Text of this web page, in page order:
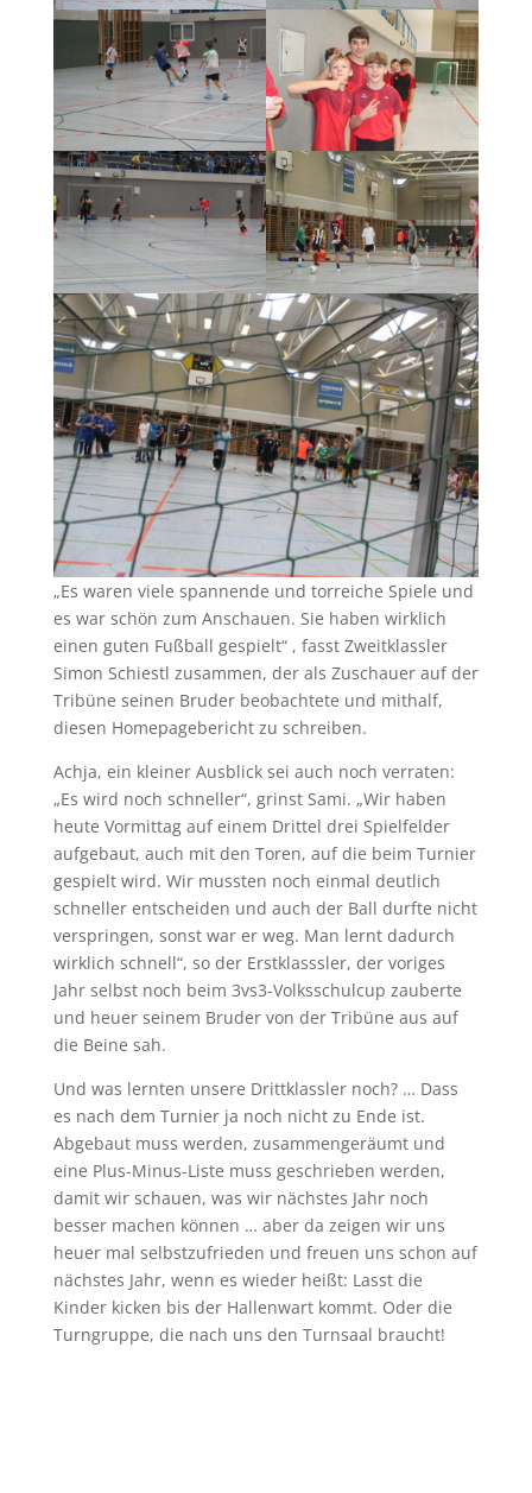
„Es waren viele spannende und torreiche Spiele und
es war schön zum Anschauen. Sie haben wirklich
einen guten Fußball gespielt“ , fasst Zweitklassler
Simon Schiestl zusammen, der als Zuschauer auf der
Tribüne seinen Bruder beobachtete und mithalf,
diesen Homepagebericht zu schreiben.
Achja, ein kleiner Ausblick sei auch noch verraten:
„Es wird noch schneller“, grinst Sami. „Wir haben
heute Vormittag auf einem Drittel drei Spielfelder
aufgebaut, auch mit den Toren, auf die beim Turnier
gespielt wird. Wir mussten noch einmal deutlich
schneller entscheiden und auch der Ball durfte nicht
verspringen, sonst war er weg. Man lernt dadurch
wirklich schnell“, so der Erstklasssler, der voriges
Jahr selbst noch beim 3vs3-Volksschulcup zauberte
und heuer seinem Bruder von der Tribüne aus auf
die Beine sah.
Und was lernten unsere Drittklassler noch? … Dass
es nach dem Turnier ja noch nicht zu Ende ist.
Abgebaut muss werden, zusammengeräumt und
eine Plus-Minus-Liste muss geschrieben werden,
damit wir schauen, was wir nächstes Jahr noch
besser machen können … aber da zeigen wir uns
heuer mal selbstzufrieden und freuen uns schon auf
nächstes Jahr, wenn es wieder heißt: Lasst die
Kinder kicken bis der Hallenwart kommt. Oder die
Turngruppe, die nach uns den Turnsaal braucht!